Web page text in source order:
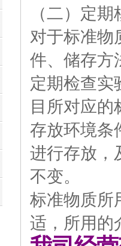
（二）定
对于标准物
件、储存方
定期检查实
目所对应
存放环境条
进行存放，
不变。
标准物质所
适，所用的